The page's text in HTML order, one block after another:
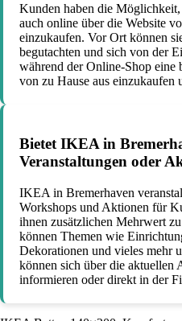
Kunden haben die
auch online über die Website
einzukaufen. Vor Ort können
begutachten und sich von der
während der Online-Shop eine
von zu Hause aus einzukaufen
Bietet IKEA in
Veranstaltungen oder
IKEA in Bremerhaven
Workshops und Aktionen für
ihnen zusätzlichen Mehrwert
können Themen wie
Dekorationen und vieles mehr
können sich über die aktuellen
informieren oder direkt in der